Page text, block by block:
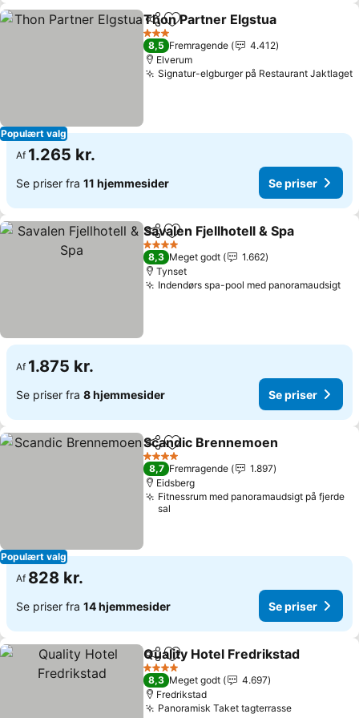
Populært valg
Del Føj til favoritter
Thon Partner Elgstua
3 Stjerner
8,5 Fremragende
4.412
Elverum
Signatur-elgburger på Restaurant Jaktlaget
Af 1.265 kr.
Se priser fra 11 hjemmesider Se priser
Del Føj til favoritter
Savalen Fjellhotell & Spa
4 Stjerner
8,3 Meget godt
1.662
Tynset
Indendørs spa-pool med panoramaudsigt
Af 1.875 kr.
Se priser fra 8 hjemmesider Se priser
Populært valg
Del Føj til favoritter
Scandic Brennemoen
4 Stjerner
8,7 Fremragende
1.897
Eidsberg
Fitnessrum med panoramaudsigt på fjerde
sal
Af 828 kr.
Se priser fra 14 hjemmesider Se priser
Del Føj til favoritter
Quality Hotel Fredrikstad
4 Stjerner
8,3 Meget godt
4.697
Fredrikstad
Panoramisk Taket tagterrasse